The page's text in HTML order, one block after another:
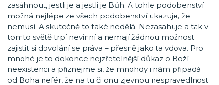
zasáhnout, jestli je a jestli je Bůh. A tohle podobenství
možná nejlépe ze všech podobenství ukazuje, že
nemusí. A skutečně to také nedělá. Nezasahuje a tak v
tomto světě trpí nevinní a nemají žádnou možnost
zajistit si dovolání se práva – přesně jako ta vdova. Pro
mnohé je to dokonce nejzřetelnější důkaz o Boží
neexistenci a přiznejme si, že mnohdy i nám připadá
od Boha nefér, že na tu či onu zjevnou nespravedlnost